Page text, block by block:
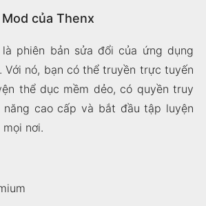
của Thenx
là phiên bản sửa đổi của ứng dụng
Với nó, bạn có thể truyền trực tuyến
thể dục mềm dẻo, có quyền truy
cao cấp và bắt đầu tập luyện
nơi.